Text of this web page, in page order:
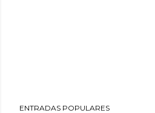
ENTRADAS POPULARES